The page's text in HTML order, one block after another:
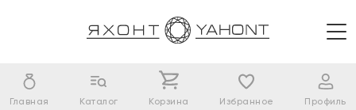
Главная Каталог Корзина Избранное Профиль